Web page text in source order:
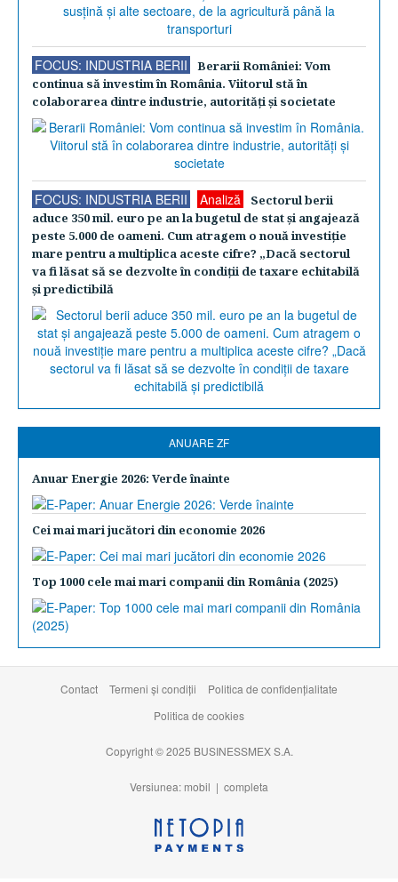
FOCUS: INDUSTRIA BERII
Berarii României: Vom
continua să investim în România. Viitorul stă în
colaborarea dintre industrie, autorităţi şi societate
FOCUS: INDUSTRIA BERII Analiză
Sectorul berii
aduce 350 mil. euro pe an la bugetul de stat şi angajează
peste 5.000 de oameni. Cum atragem o nouă investiţie
mare pentru a multiplica aceste cifre? „Dacă sectorul
va fi lăsat să se dezvolte în condiţii de taxare echitabilă
şi predictibilă
ANUARE ZF
Anuar Energie 2026: Verde înainte
Cei mai mari jucători din economie 2026
Top 1000 cele mai mari companii din România (2025)
Contact Termeni şi condiţii
Politica de confidențialitate
Politica de cookies
Copyright © 2025 BUSINESSMEX S.A.
Versiunea: mobil | completa